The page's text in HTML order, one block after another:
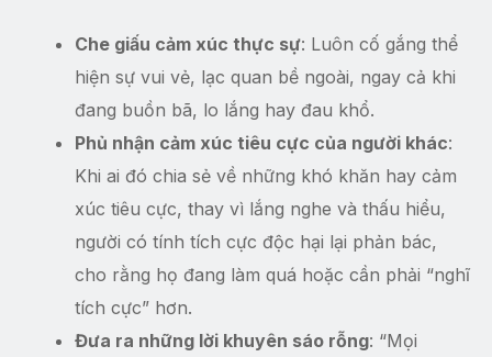
Che giấu cảm xúc thực sự: Luôn cố gắng thể
hiện sự vui vẻ, lạc quan bề ngoài, ngay cả khi
đang buồn bã, lo lắng hay đau khổ.
Phủ nhận cảm xúc tiêu cực của người khác:
Khi ai đó chia sẻ về những khó khăn hay cảm
xúc tiêu cực, thay vì lắng nghe và thấu hiểu,
người có tính tích cực độc hại lại phản bác,
cho rằng họ đang làm quá hoặc cần phải “nghĩ
tích cực” hơn.
Đưa ra những lời khuyên sáo rỗng: “Mọi